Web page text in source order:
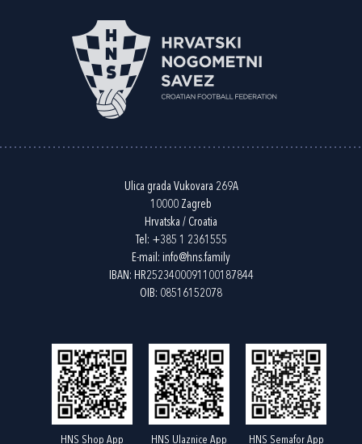
Ulica grada Vukovara 269A
10000 Zagreb
Hrvatska / Croatia
Tel: +385 1 2361555
E-mail: info@hns.family
IBAN: HR2523400091100187844
OIB: 08516152078
HNS Shop App HNS Ulaznice App HNS Semafor App